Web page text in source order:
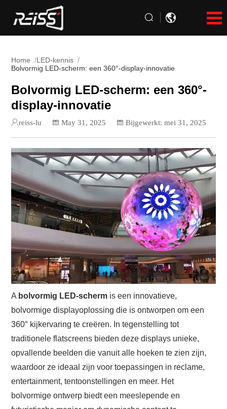
Home
LED-kennis
Bolvormig LED-scherm: een 360°-display-innovatie
Bolvormig LED-scherm: een 360°-
display-innovatie
reiss-lu May 31, 2025 Bijgewerkt: mei 31, 2025
A bolvormig LED-scherm is een innovatieve,
bolvormige displayoplossing die is ontworpen om een ​​
360° kijkervaring te creëren. In tegenstelling tot
traditionele flatscreens bieden deze displays unieke,
opvallende beelden die vanuit alle hoeken te zien zijn,
waardoor ze ideaal zijn voor toepassingen in reclame,
entertainment, tentoonstellingen en meer. Het
bolvormige ontwerp biedt een meeslepende en